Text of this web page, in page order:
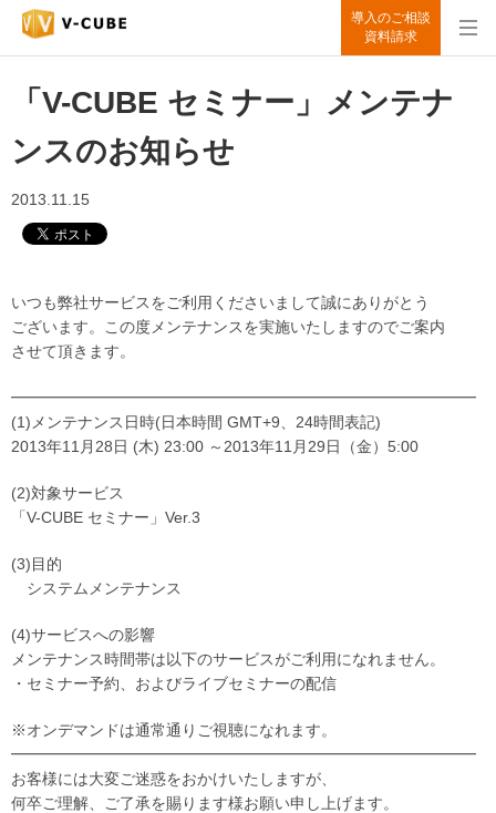
導入のご相談
資料請求
「V-CUBE セミナー」メンテナ
ンスのお知らせ
2013.11.15
いつも弊社サービスをご利用くださいまして誠にありがとう
ございます。この度メンテナンスを実施いたしますのでご案内
させて頂きます。
━━━━━━━━━━━━━━━━━━━━━━━━━━━━━━
(1)メンテナンス日時(日本時間 GMT+9、24時間表記)
2013年11月28日 (木) 23:00 ～2013年11月29日（金）5:00
(2)対象サービス
「V-CUBE セミナー」Ver.3
(3)目的
システムメンテナンス
(4)サービスへの影響
メンテナンス時間帯は以下のサービスがご利用になれません。
・セミナー予約、およびライブセミナーの配信
※オンデマンドは通常通りご視聴になれます。
━━━━━━━━━━━━━━━━━━━━━━━━━━━━━━
お客様には大変ご迷惑をおかけいたしますが、
何卒ご理解、ご了承を賜ります様お願い申し上げます。